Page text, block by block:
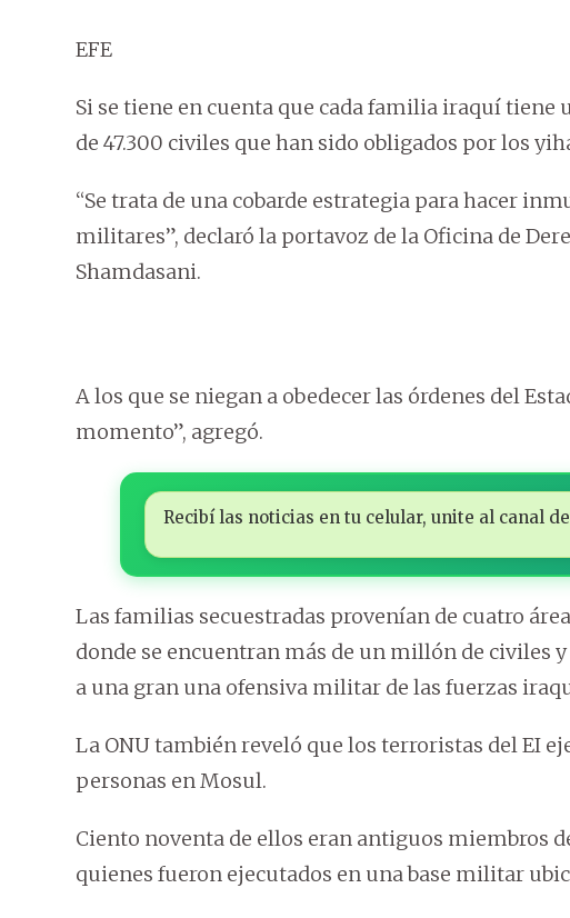
EFE
Si se tiene en cuenta que cada familia iraquí
de 47.300 civiles que han sido obligados por los
“Se trata de una cobarde estrategia para hacer
militares”, declaró la portavoz de la Oficina de
Shamdasani.
A los que se niegan a obedecer las órdenes del
momento”, agregó.
Recibí las noticias en tu celular, unite al canal
Las familias secuestradas provenían de cuatro
donde se encuentran más de un millón de civiles
a una gran una ofensiva militar de las fuerzas
La ONU también reveló que los terroristas del EI
personas en Mosul.
Ciento noventa de ellos eran antiguos miembros
quienes fueron ejecutados en una base militar